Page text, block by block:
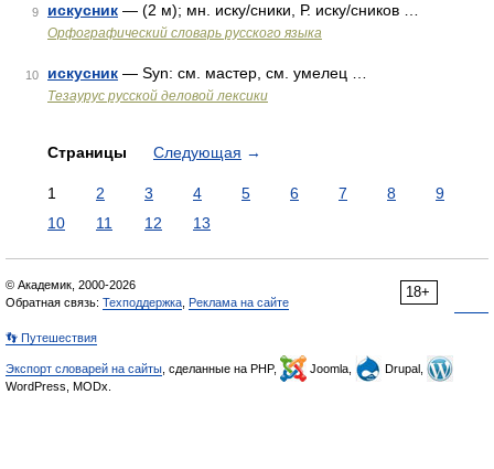
9 искусник — (2 м); мн. иску/сники, Р. иску/сников …
Орфографический словарь русского языка
10 искусник — Syn: см. мастер, см. умелец …
Тезаурус русской деловой лексики
Страницы Следующая →
1 2 3 4 5 6 7 8
9
10
11 12 13
18+
© Академик, 2000-2026
Обратная связь: Техподдержка Реклама на сайте
👣 Путешествия
Экспорт словарей на сайты , сделанные на PHP, Joomla,
Drupal,
WordPress, MODx.